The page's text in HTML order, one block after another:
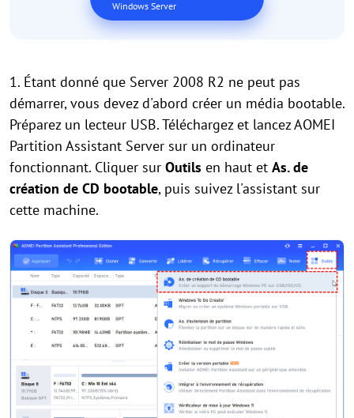
Windows Server
1. Étant donné que Server 2008 R2 ne peut pas
démarrer, vous devez d'abord créer un média bootable.
Préparez un lecteur USB. Téléchargez et lancez AOMEI
Partition Assistant Server sur un ordinateur
fonctionnant. Cliquer sur Outils en haut et As. de
création de CD bootable, puis suivez l'assistant sur
cette machine.